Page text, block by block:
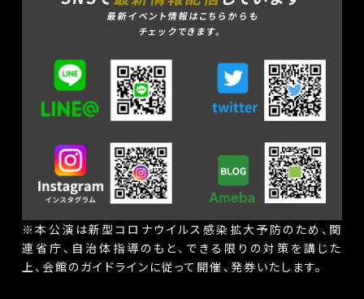
最新イベント情報はこちらからも
チェックできます。
※本公演は新型コロナウイルス感染拡大予防のため、関
連省庁、自治体指導のもと、できる限りの対策を講じた
上、会館のガイドラインに従って開催、発券いたします。